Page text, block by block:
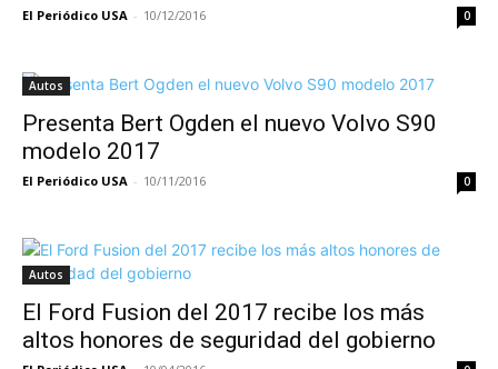
El Periódico USA - 10/12/2016 0
Autos
Presenta Bert Ogden el nuevo Volvo S90
modelo 2017
El Periódico USA - 10/11/2016 0
Autos
El Ford Fusion del 2017 recibe los más
altos honores de seguridad del gobierno